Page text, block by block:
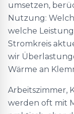
umsetzen,
Nutzung:
welche
Stromkreis
wir
Wärme an
Arbeitszimmer,
werden oft mit